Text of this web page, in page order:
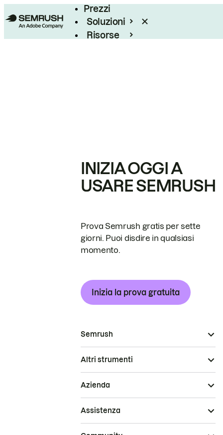
Prezzi
Soluzioni
Risorse
INIZIA OGGI A
USARE SEMRUSH
Prova Semrush gratis per sette
giorni. Puoi disdire in qualsiasi
momento.
Inizia la prova gratuita
Semrush
Altri strumenti
Azienda
Assistenza